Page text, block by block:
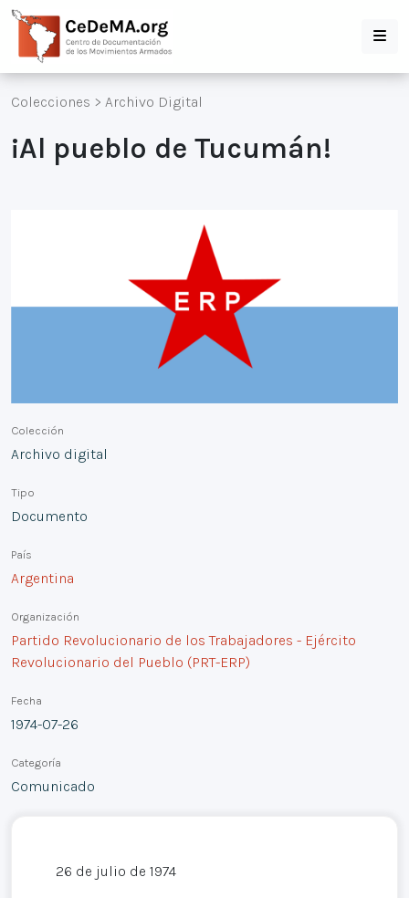
Colecciones > Archivo Digital
¡Al pueblo de Tucumán!
Colección
Archivo digital
Tipo
Documento
País
Argentina
Organización
Partido Revolucionario de los Trabajadores - Ejército
Revolucionario del Pueblo (PRT-ERP)
Fecha
1974-07-26
Categoría
Comunicado
26 de julio de 1974